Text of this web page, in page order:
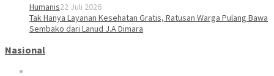
Humanis22 Juli 2026
Tak Hanya Layanan Kesehatan Gratis, Ratusan Warga Pulang Bawa
Sembako dari Lanud J.A Dimara
Nasional